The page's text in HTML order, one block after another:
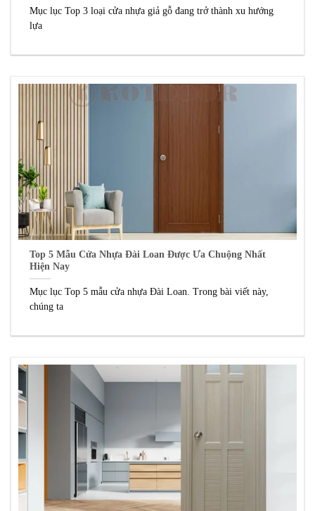
Mục lục Top 3 loại cửa nhựa giả gỗ đang trở thành xu hướng
lựa
Top 5 Mẫu Cửa Nhựa Đài Loan Được Ưa Chuộng Nhất
Hiện Nay
Mục lục Top 5 mẫu cửa nhựa Đài Loan. Trong bài viết này,
chúng ta